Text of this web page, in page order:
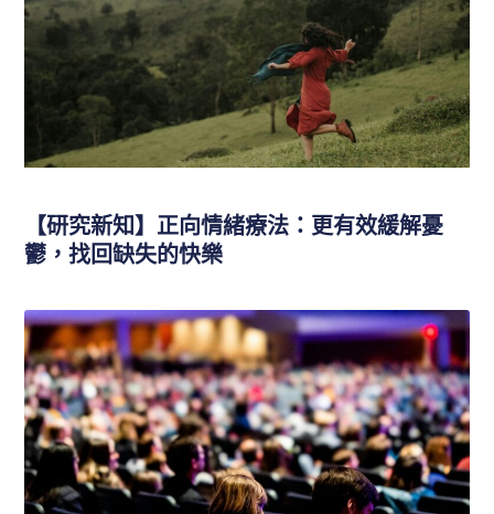
【研究新知】正向情緒療法：更有效緩解憂
鬱，找回缺失的快樂